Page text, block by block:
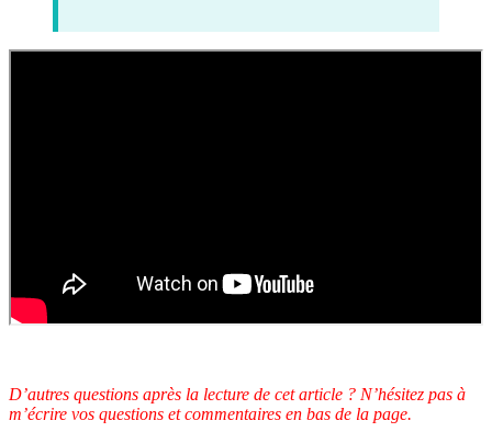
D’autres questions après la lecture de cet article ? N’hésitez pas à
m’écrire vos questions et commentaires en bas de la page.